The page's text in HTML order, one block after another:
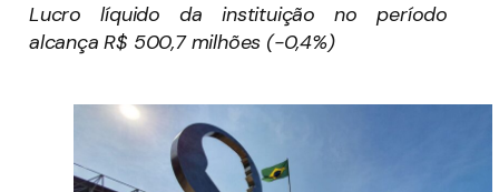
Lucro líquido da instituição no período
alcança R$ 500,7 milhões (-0,4%)